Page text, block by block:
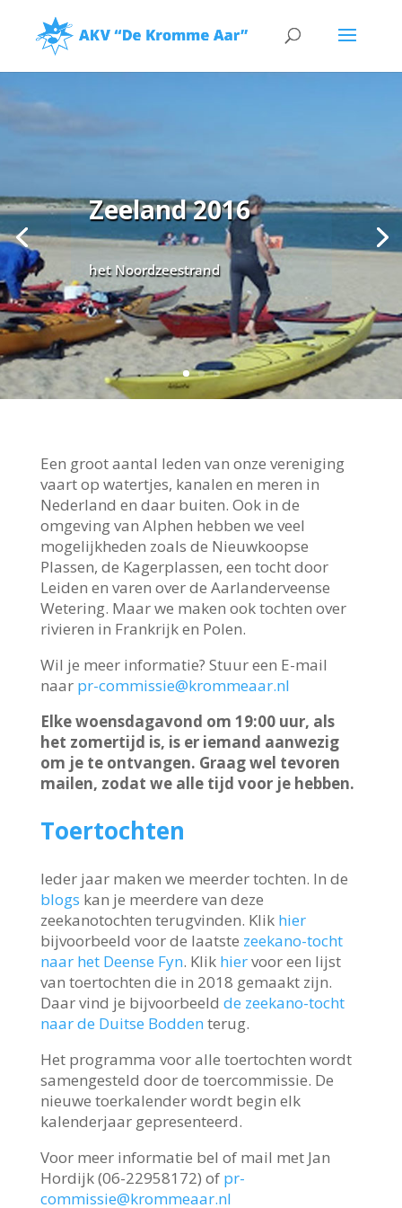
Zeeland 2016
het Noordzeestrand
Een groot aantal leden van onze vereniging
vaart op watertjes, kanalen en meren in
Nederland en daar buiten. Ook in de
omgeving van Alphen hebben we veel
mogelijkheden zoals de Nieuwkoopse
Plassen, de Kagerplassen, een tocht door
Leiden en varen over de Aarlanderveense
Wetering. Maar we maken ook tochten over
rivieren in Frankrijk en Polen.
Wil je meer informatie? Stuur een E-mail
naar pr-commissie@krommeaar.nl
Elke woensdagavond om 19:00 uur, als
het zomertijd is, is er iemand aanwezig
om je te ontvangen. Graag wel tevoren
mailen, zodat we alle tijd voor je hebben.
Toertochten
Ieder jaar maken we meerder tochten. In de
blogs kan je meerdere van deze
zeekanotochten terugvinden. Klik hier
bijvoorbeeld voor de laatste zeekano-tocht
naar het Deense Fyn. Klik hiervoor een lijst
van toertochten die in 2018 gemaakt zijn.
Daar vind je bijvoorbeeld de zeekano-tocht
naar de Duitse Bodden terug.
Het programma voor alle toertochten wordt
samengesteld door de toercommissie. De
nieuwe toerkalender wordt begin elk
kalenderjaar gepresenteerd.
Voor meer informatie bel of mail met Jan
Hordijk (06-22958172) of pr-
commissie@krommeaar.nl